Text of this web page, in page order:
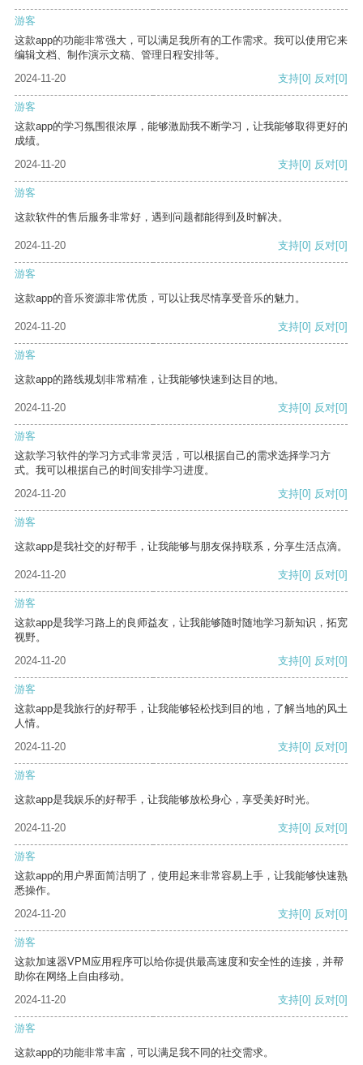
游客
这款app的功能非常强大，可以满足我所有的工作需求。我可以使用它来
编辑文档、制作演示文稿、管理日程安排等。
2024-11-20
支持[0] 反对[0]
游客
这款app的学习氛围很浓厚，能够激励我不断学习，让我能够取得更好的
成绩。
2024-11-20
支持[0] 反对[0]
游客
这款软件的售后服务非常好，遇到问题都能得到及时解决。
2024-11-20 支持[0] 反对[0]
游客
这款app的音乐资源非常优质，可以让我尽情享受音乐的魅力。
2024-11-20 支持[0] 反对[0]
游客
这款app的路线规划非常精准，让我能够快速到达目的地。
2024-11-20 支持[0] 反对[0]
游客
这款学习软件的学习方式非常灵活，可以根据自己的需求选择学习方
式。我可以根据自己的时间安排学习进度。
2024-11-20
支持[0] 反对[0]
游客
这款app是我社交的好帮手，让我能够与朋友保持联系，分享生活点滴。
2024-11-20 支持[0] 反对[0]
游客
这款app是我学习路上的良师益友，让我能够随时随地学习新知识，拓宽
视野。
2024-11-20
支持[0] 反对[0]
游客
这款app是我旅行的好帮手，让我能够轻松找到目的地，了解当地的风土
人情。
2024-11-20
支持[0] 反对[0]
游客
这款app是我娱乐的好帮手，让我能够放松身心，享受美好时光。
2024-11-20 支持[0] 反对[0]
游客
这款app的用户界面简洁明了，使用起来非常容易上手，让我能够快速熟
悉操作。
2024-11-20
支持[0] 反对[0]
游客
这款加速器VPM应用程序可以给你提供最高速度和安全性的连接，并帮
助你在网络上自由移动。
2024-11-20
支持[0] 反对[0]
游客
这款app的功能非常丰富，可以满足我不同的社交需求。